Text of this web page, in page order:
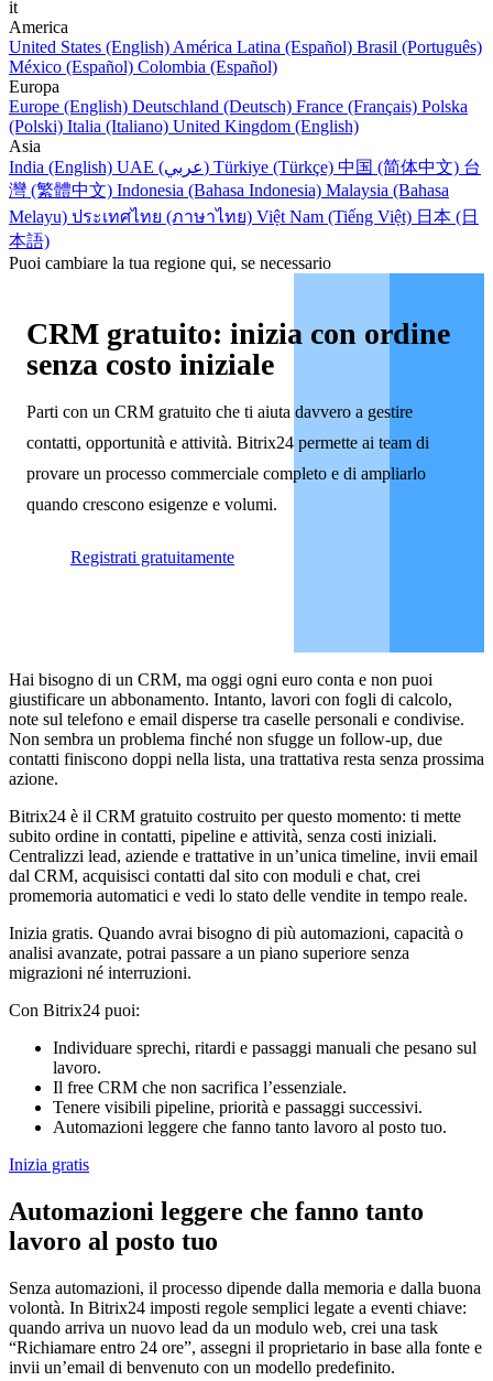
it
America
United States (English) América Latina (Español) Brasil (Português)
México (Español) Colombia (Español)
Europa
Europe (English) Deutschland (Deutsch) France (Français) Polska
(Polski) Italia (Italiano) United Kingdom (English)
Asia
India (English)
UAE (عربي) Türkiye (Türkçe) 中国 (简体中文) 台
灣 (繁體中文) Indonesia (Bahasa Indonesia) Malaysia (Bahasa
Melayu) ประเทศไทย (ภาษาไทย) Việt Nam (Tiếng Việt) 日本 (日
本語)
Puoi cambiare la tua regione qui, se necessario
CRM gratuito: inizia con ordine
senza costo iniziale
Parti con un CRM gratuito che ti aiuta davvero a gestire
contatti, opportunità e attività. Bitrix24 permette ai team di
provare un processo commerciale completo e di ampliarlo
quando crescono esigenze e volumi.
Registrati gratuitamente
Hai bisogno di un CRM, ma oggi ogni euro conta e non puoi
giustificare un abbonamento. Intanto, lavori con fogli di calcolo,
note sul telefono e email disperse tra caselle personali e condivise.
Non sembra un problema finché non sfugge un follow‑up, due
contatti finiscono doppi nella lista, una trattativa resta senza prossima
azione.
Bitrix24 è il CRM gratuito costruito per questo momento: ti mette
subito ordine in contatti, pipeline e attività, senza costi iniziali.
Centralizzi lead, aziende e trattative in un’unica timeline, invii email
dal CRM, acquisisci contatti dal sito con moduli e chat, crei
promemoria automatici e vedi lo stato delle vendite in tempo reale.
Inizia gratis. Quando avrai bisogno di più automazioni, capacità o
analisi avanzate, potrai passare a un piano superiore senza
migrazioni né interruzioni.
Con Bitrix24 puoi:
Individuare sprechi, ritardi e passaggi manuali che pesano sul
lavoro.
Il free CRM che non sacrifica l’essenziale.
Tenere visibili pipeline, priorità e passaggi successivi.
Automazioni leggere che fanno tanto lavoro al posto tuo.
Inizia gratis
Automazioni leggere che fanno tanto
lavoro al posto tuo
Senza automazioni, il processo dipende dalla memoria e dalla buona
volontà. In Bitrix24 imposti regole semplici legate a eventi chiave:
quando arriva un nuovo lead da un modulo web, crei una task
“Richiamare entro 24 ore”, assegni il proprietario in base alla fonte e
invii un’email di benvenuto con un modello predefinito.